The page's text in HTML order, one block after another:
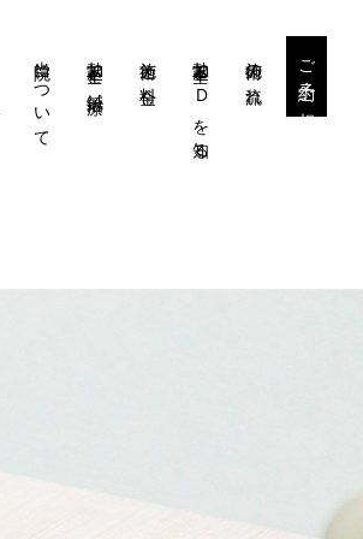
当院について 勃起不全と鍼治療 施術と料金 勃起不全・EDを知る 施術の流れ ご予約・ご相談